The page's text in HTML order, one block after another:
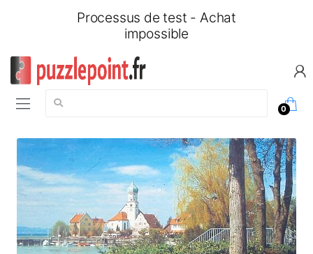
Processus de test - Achat
impossible
Chercher:
0